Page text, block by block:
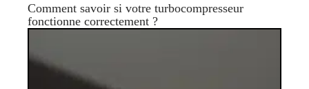
Comment savoir si votre turbocompresseur
fonctionne correctement ?